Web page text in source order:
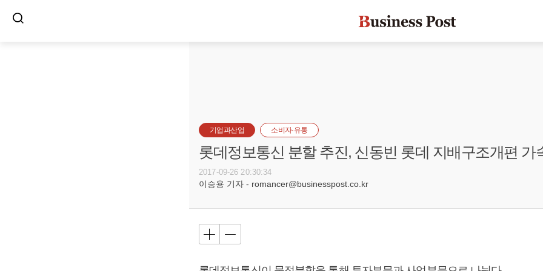
기업과산업 소비자·유통
롯데정보통신 분할 추진, 신동빈 롯데 지배구조개편 가
2017-09-26 20:30:34
이승용 기자 - romancer@businesspost.co.kr